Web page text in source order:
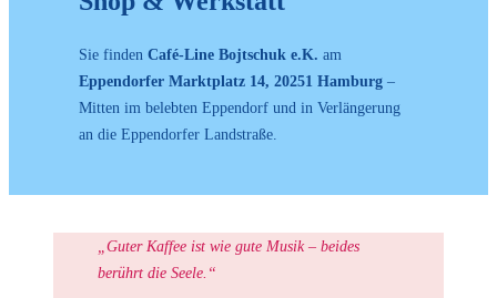
Sie findenCafé-Line Bojtschuk e.K. am
Eppendorfer Marktplatz 14, 20251 Hamburg –
Mitten im belebten Eppendorf und in Verlängerung
an die Eppendorfer Landstraße.
„Guter Kaffee ist wie gute Musik – beides
berührt die Seele.“